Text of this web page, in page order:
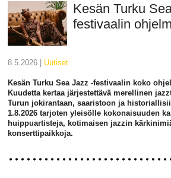
Kesän Turku
festivaalin
8.5.2026 | uutiset
Kesän Turku Sea Jazz -festivaalin koko
Kuudetta kertaa järjestettävä merellinen
Turun jokirantaan, saaristoon ja
1.8.2026 tarjoten yleisölle kokonaisuuden
huippuartisteja, kotimaisen jazzin
konserttipaikkoja.